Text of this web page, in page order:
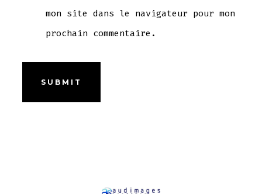
mon site dans le navigateur pour mon
prochain commentaire.